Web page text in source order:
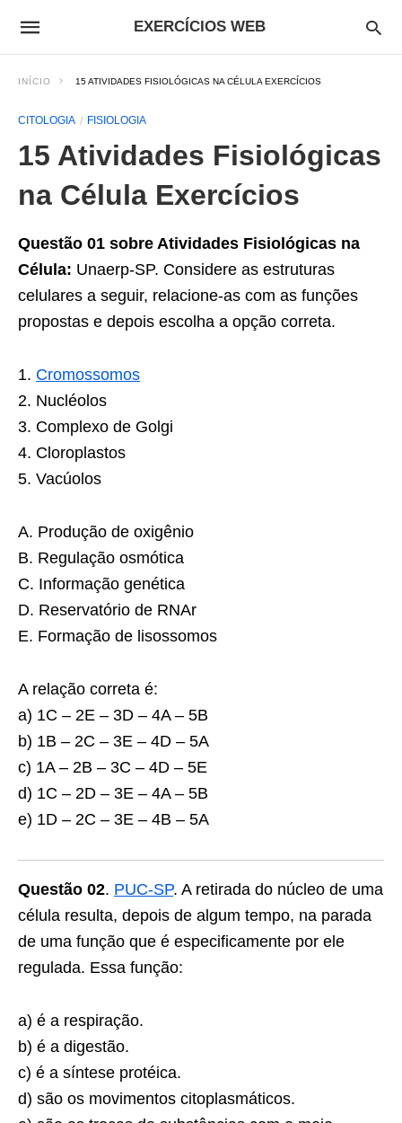
EXERCÍCIOS WEB
INÍCIO 15 ATIVIDADES FISIOLÓGICAS NA CÉLULA EXERCÍCIOS
CITOLOGIA FISIOLOGIA
15 Atividades Fisiológicas
na Célula Exercícios
Questão 01 sobre Atividades Fisiológicas na
Célula: Unaerp-SP. Considere as estruturas
celulares a seguir, relacione-as com as funções
propostas e depois escolha a opção correta.
1. Cromossomos
2. Nucléolos
3. Complexo de Golgi
4. Cloroplastos
5. Vacúolos
A. Produção de oxigênio
B. Regulação osmótica
C. Informação genética
D. Reservatório de RNAr
E. Formação de lisossomos
A relação correta é:
a) 1C – 2E – 3D – 4A – 5B
b) 1B – 2C – 3E – 4D – 5A
c) 1A – 2B – 3C – 4D – 5E
d) 1C – 2D – 3E – 4A – 5B
e) 1D – 2C – 3E – 4B – 5A
Questão 02. PUC-SP. A retirada do núcleo de uma
célula resulta, depois de algum tempo, na parada
de uma função que é espe­cificamente por ele
regulada. Essa função:
a) é a respiração.
b) é a digestão.
c) é a síntese protéica.
d) são os movimentos citoplasmáticos.